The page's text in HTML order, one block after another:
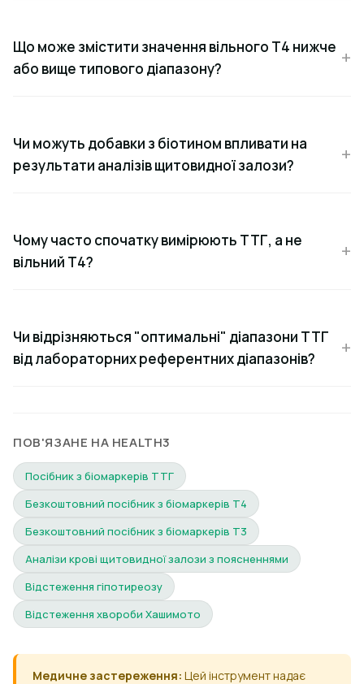
Що може змістити значення вільного Т4 нижче
або вище типового діапазону?
Чи можуть добавки з біотином впливати на
результати аналізів щитовидної залози?
Чому часто спочатку вимірюють ТТГ, а не
вільний Т4?
Чи відрізняються "оптимальні" діапазони ТТГ
від лабораторних референтних діапазонів?
ПОВ'ЯЗАНЕ НА HEALTH3
Посібник з біомаркерів ТТГ
Безкоштовний посібник з біомаркерів Т4
Безкоштовний посібник з біомаркерів Т3
Аналізи крові щитовидної залози з поясненнями
Відстеження гіпотиреозу
Відстеження хвороби Хашимото
Медичне застереження: Цей інструмент надає